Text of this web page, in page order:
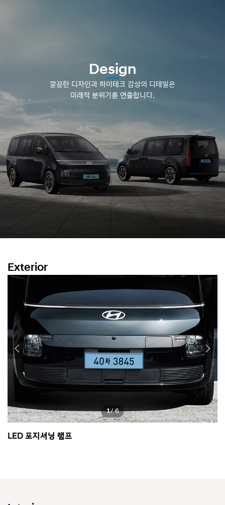
Design
깔끔한 디자인과 하이테크 감성의 디테일은
미래적 분위기를 연출합니다.
Exterior
LED 포지셔닝 램프
1/ 6